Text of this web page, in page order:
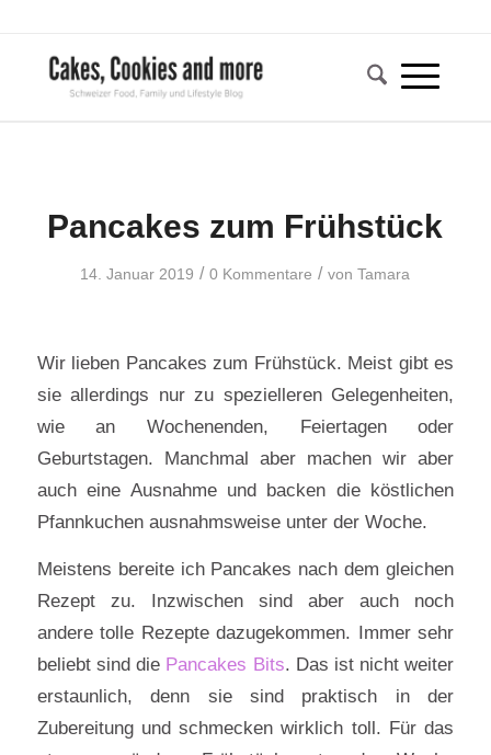
Pancakes zum Frühstück
14. Januar 2019 / 0 Kommentare / vonTamara
Wir lieben Pancakes zum Frühstück. Meist gibt es
sie allerdings nur zu spezielleren Gelegenheiten,
wie an Wochenenden, Feiertagen oder
Geburtstagen. Manchmal aber machen wir aber
auch eine Ausnahme und backen die köstlichen
Pfannkuchen ausnahmsweise unter der Woche.
Meistens bereite ich Pancakes nach dem gleichen
Rezept zu. Inzwischen sind aber auch noch
andere tolle Rezepte dazugekommen. Immer sehr
beliebt sind die Pancakes Bits. Das ist nicht weiter
erstaunlich, denn sie sind praktisch in der
Zubereitung und schmecken wirklich toll. Für das